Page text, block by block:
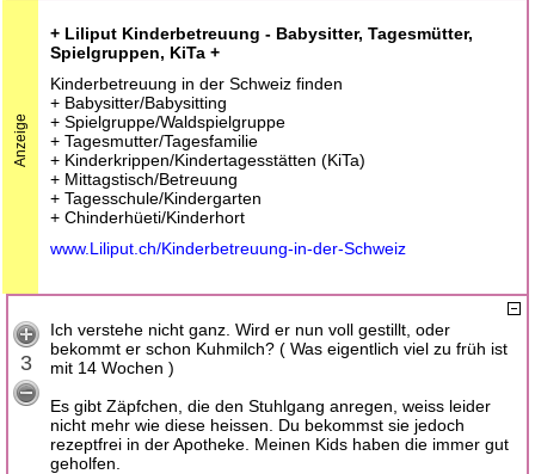
Anzeige
+ Liliput Kinderbetreuung - Babysitter, Tagesmütter,
Spielgruppen, KiTa +
Kinderbetreuung in der Schweiz finden
+ Babysitter/Babysitting
+ Spielgruppe/Waldspielgruppe
+ Tagesmutter/Tagesfamilie
+ Kinderkrippen/Kindertagesstätten (KiTa)
+ Mittagstisch/Betreuung
+ Tagesschule/Kindergarten
+ Chinderhüeti/Kinderhort
www.Liliput.ch/Kinderbetreuung-in-der-Schweiz
3
Ich verstehe nicht ganz. Wird er nun voll gestillt, oder
bekommt er schon Kuhmilch? ( Was eigentlich viel zu früh ist
mit 14 Wochen )
Es gibt Zäpfchen, die den Stuhlgang anregen, weiss leider
nicht mehr wie diese heissen. Du bekommst sie jedoch
rezeptfrei in der Apotheke. Meinen Kids haben die immer gut
geholfen.